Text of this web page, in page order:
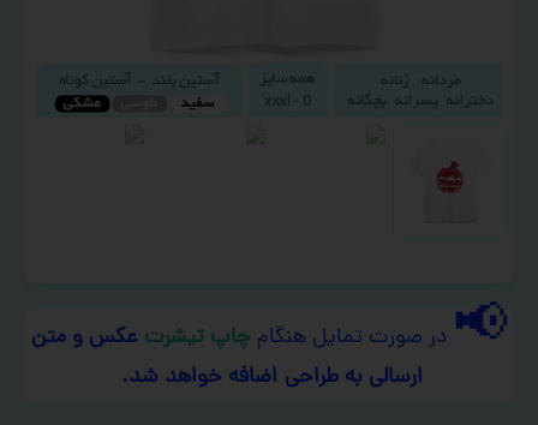
📢 در صورت تمایل هنگام چاپ تیشرت عکس و متن
ارسالی به طراحی اضافه خواهد شد.